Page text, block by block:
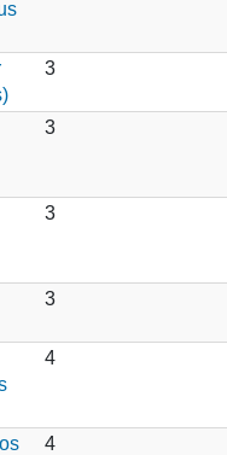
3
3
3
3
4
4